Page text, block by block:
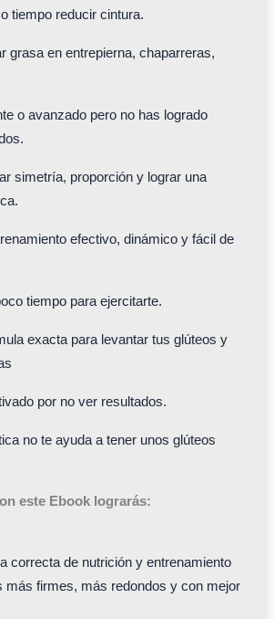
tiempo reducir cintura.
grasa en entrepierna, chaparreras,
o avanzado pero no has logrado
simetría, proporción y lograr una
efectivo, dinámico y fácil de
tiempo para ejercitarte.
exacta para levantar tus glúteos y
por no ver resultados.
no te ayuda a tener unos glúteos
este Ebook lograrás:
correcta de nutrición y entrenamiento
más firmes, más redondos y con mejor